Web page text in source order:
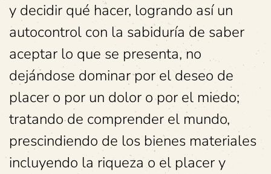
y decidir qué hacer, logrando así un
autocontrol con la sabiduría de saber
aceptar lo que se presenta, no
dejándose dominar por el deseo de
placer o por un dolor o por el miedo;
tratando de comprender el mundo,
prescindiendo de los bienes materiales
incluyendo la riqueza o el placer y